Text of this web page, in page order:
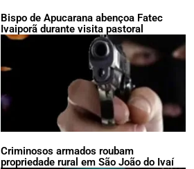
Bispo de Apucarana abençoa Fatec
Ivaiporã durante visita pastoral
Criminosos armados roubam
propriedade rural em São João do Ivaí